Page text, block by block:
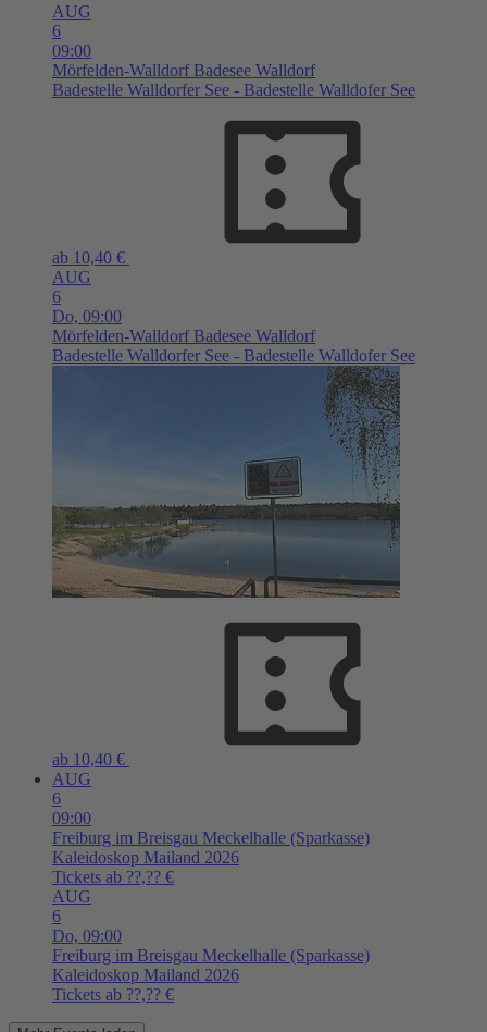
AUG
6
09:00
Mörfelden-Walldorf Badesee Walldorf
Badestelle Walldorfer See - Badestelle Walldofer See
ab 10,40 €
AUG
6
Do, 09:00
Mörfelden-Walldorf Badesee Walldorf
Badestelle Walldorfer See - Badestelle Walldofer See
ab 10,40 €
AUG
6
09:00
Freiburg im Breisgau Meckelhalle (Sparkasse)
Kaleidoskop Mailand 2026
Tickets ab ??,?? €
AUG
6
Do, 09:00
Freiburg im Breisgau Meckelhalle (Sparkasse)
Kaleidoskop Mailand 2026
Tickets ab ??,?? €